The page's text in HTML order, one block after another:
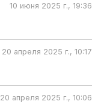
10 июня 2025 г., 19:36
20 апреля 2025 г., 10:17
20 апреля 2025 г., 10:06